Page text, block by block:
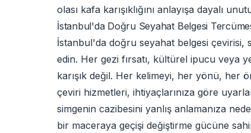
olası kafa karışıklığını anlayışa dayalı
İstanbul'da Doğru Seyahat Belgesi
İstanbul'da doğru seyahat belgesi çevirisi,
edin. Her gezi fırsatı, kültürel ipucu veya
karışık değil. Her kelimeyi, her yönü, her
çeviri hizmetleri, ihtiyaçlarınıza göre
simgenin cazibesini yanlış anlamanıza
bir maceraya geçişi değiştirme gücüne